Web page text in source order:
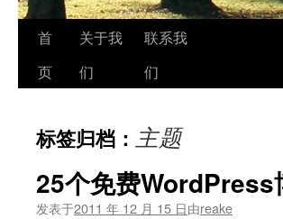
跳
至
文
首
页
关于我
们
联系我
们
标签归档： 主题
25个免费WordPress
发表于2011 年 12 月 15 日由reake